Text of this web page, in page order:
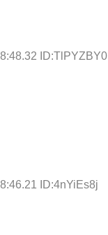
ID:TlPYZBY0
ID:4nYiEs8j